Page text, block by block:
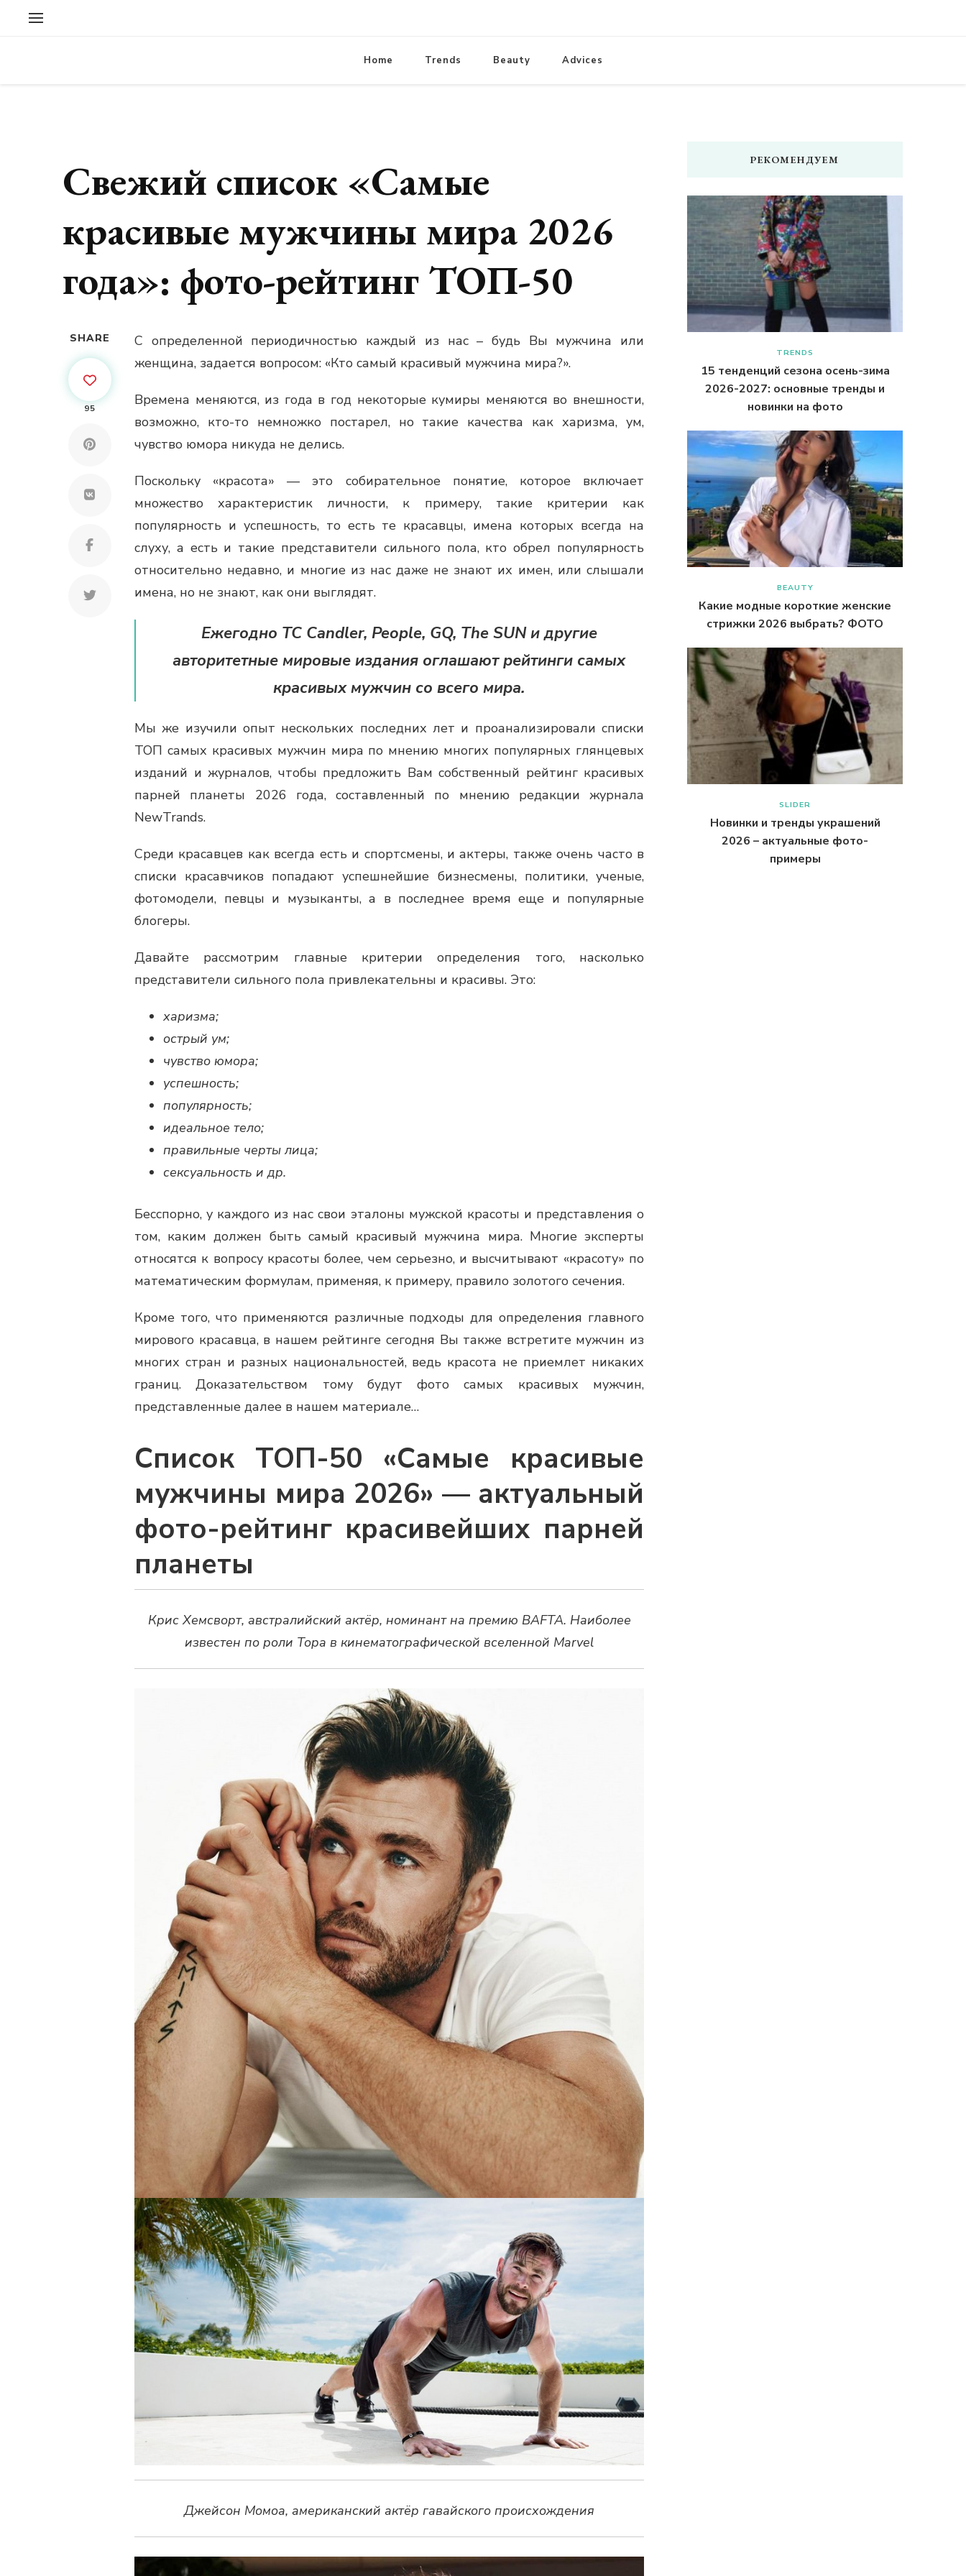
стрижки. Красивые идеи дизайна, креатив, полезные советы и идеи для вдохновения.
Home Trends Beauty Advices
Свежий список «Самые
красивые мужчины мира 2026
года»: фото-рейтинг ТОП-50
SHARE
95
С определенной периодичностью каждый из нас – будь Вы мужчина или
женщина, задается вопросом: «Кто самый красивый мужчина мира?».
Времена меняются, из года в год некоторые кумиры меняются во внешности,
возможно, кто-то немножко постарел, но такие качества как харизма, ум,
чувство юмора никуда не делись.
Поскольку «красота» — это собирательное понятие, которое включает
множество характеристик личности, к примеру, такие критерии как
популярность и успешность, то есть те красавцы, имена которых всегда на
слуху, а есть и такие представители сильного пола, кто обрел популярность
относительно недавно, и многие из нас даже не знают их имен, или слышали
имена, но не знают, как они выглядят.
Ежегодно TC Candler, People, GQ, The SUN и другие
авторитетные мировые издания оглашают рейтинги самых
красивых мужчин со всего мира.
Мы же изучили опыт нескольких последних лет и проанализировали списки
ТОП самых красивых мужчин мира по мнению многих популярных глянцевых
изданий и журналов, чтобы предложить Вам собственный рейтинг красивых
парней планеты 2026 года, составленный по мнению редакции журнала
NewTrands.
Среди красавцев как всегда есть и спортсмены, и актеры, также очень часто в
списки красавчиков попадают успешнейшие бизнесмены, политики, ученые,
фотомодели, певцы и музыканты, а в последнее время еще и популярные
блогеры.
Давайте рассмотрим главные критерии определения того, насколько
представители сильного пола привлекательны и красивы. Это:
харизма;
острый ум;
чувство юмора;
успешность;
популярность;
идеальное тело;
правильные черты лица;
сексуальность и др.
Бесспорно, у каждого из нас свои эталоны мужской красоты и представления о
том, каким должен быть самый красивый мужчина мира. Многие эксперты
относятся к вопросу красоты более, чем серьезно, и высчитывают «красоту» по
математическим формулам, применяя, к примеру, правило золотого сечения.
Кроме того, что применяются различные подходы для определения главного
мирового красавца, в нашем рейтинге сегодня Вы также встретите мужчин из
многих стран и разных национальностей, ведь красота не приемлет никаких
границ. Доказательством тому будут фото самых красивых мужчин,
представленные далее в нашем материале…
Список ТОП-50 «Самые красивые
мужчины мира 2026» — актуальный
фото-рейтинг красивейших парней
планеты
Крис Хемсворт, австралийский актёр, номинант на премию BAFTA. Наиболее
известен по роли Тора в кинематографической вселенной Marvel
Джейсон Момоа, американский актёр гавайского происхождения
РЕКОМЕНДУЕМ
TRENDS
15 тенденций сезона осень-зима
2026-2027: основные тренды и
новинки на фото
BEAUTY
Какие модные короткие женские
стрижки 2026 выбрать? ФОТО
SLIDER
Новинки и тренды украшений
2026 – актуальные фото-
примеры